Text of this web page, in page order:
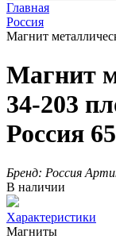
Главная
Россия
Магнит
Магнит
34-203
Россия
Бренд: Россия
В наличии
Характеристики
Магниты